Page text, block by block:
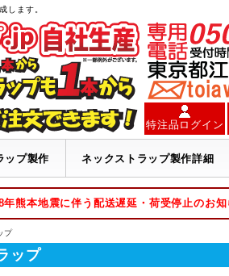
します。
特注品ログイン
ップ製作 ネックストラップ製作詳細
年熊本地震に伴う配送遅延・荷受停止のお知
プ
ップ